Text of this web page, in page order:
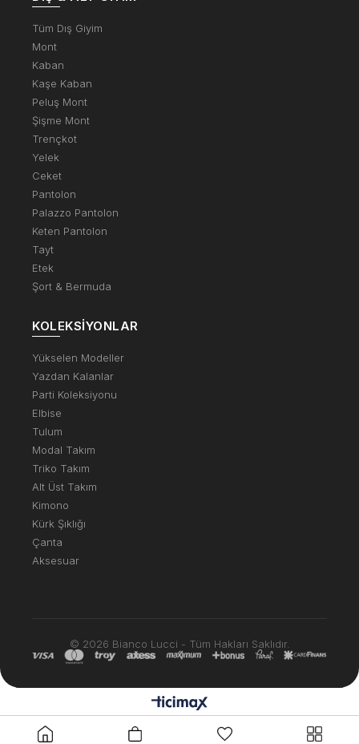
Tüm Dış Giyim
Mont
Kaban
Kaşe Kaban
Peluş Mont
Şişme Mont
Trençkot
Yelek
Ceket
Pantolon
Palazzo Pantolon
Keten Pantolon
Tayt
Etek
Şort & Bermuda
KOLEKSIYONLAR
Yükselen Modeller
Yazdan Kalanlar
Parti Koleksiyonu
Elbise
Tulum
Modal Takım
Triko Takım
Alt Üst Takım
Kimono
Kürk Şıklığı
Çanta
Aksesuar
© 2026 Bianco Lucci - Tüm Hakları Saklıdır.